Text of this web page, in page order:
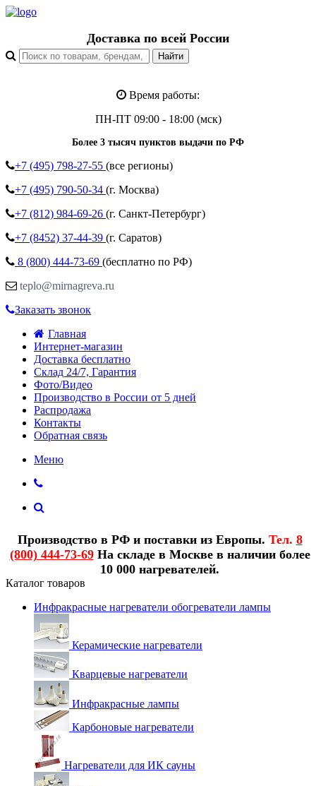
Доставка по всей России
Время работы:
ПН-ПТ 09:00 - 18:00 (мск)
Более 3 тысяч пунктов выдачи по РФ
+7 (495) 798-27-55 (все регионы)
+7 (495) 790-50-34 (г. Москва)
+7 (812) 984-69-26 (г. Санкт-Петербург)
+7 (8452) 37-44-39 (г. Саратов)
8 (800) 444-73-69 (бесплатно по РФ)
teplo@mirnagreva.ru
Заказать звонок
Главная
Интернет-магазин
Доставка бесплатно
Склад 24/7, Гарантия
Фото/Видео
Производство в России от 5 дней
Распродажа
Контакты
Обратная связь
Меню
Производство в РФ и поставки из Европы. Тел. 8
(800) 444-73-69На складе в Москве в наличии более
10 000 нагревателей.
Каталог товаров
Инфракрасные нагреватели обогреватели лампы
Керамические нагреватели
Кварцевые нагреватели
Инфракрасные лампы
Карбоновые нагреватели
Нагреватели для ИК сауны